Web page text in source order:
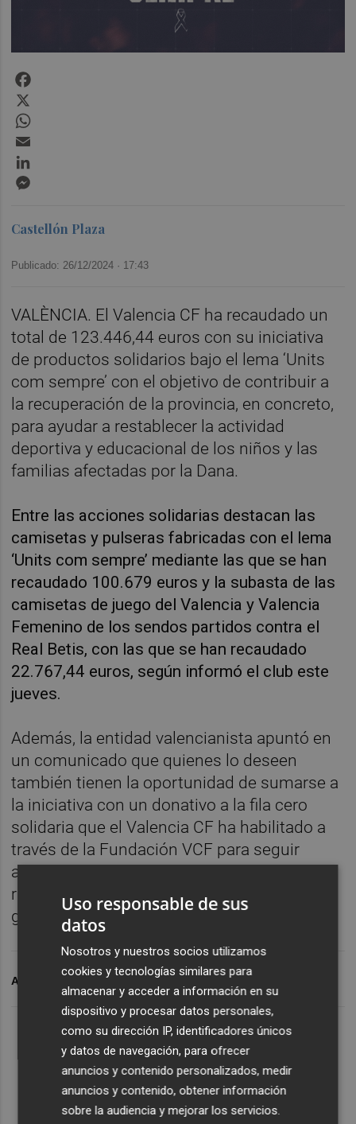
Castellón Plaza
Publicado: 26/12/2024 · 17:43
VALÈNCIA. El Valencia CF ha recaudado un
total de 123.446,44 euros con su iniciativa
de productos solidarios bajo el lema ‘Units
com sempre’ con el objetivo de contribuir a
la recuperación de la provincia, en concreto,
para ayudar a restablecer la actividad
deportiva y educacional de los niños y las
familias afectadas por la Dana.
Entre las acciones solidarias destacan las
camisetas y pulseras fabricadas con el lema
‘Units com sempre’ mediante las que se han
recaudado 100.679 euros y la subasta de las
camisetas de juego del Valencia y Valencia
Femenino de los sendos partidos contra el
Real Betis, con las que se han recaudado
22.767,44 euros, según informó el club este
jueves.
Además, la entidad valencianista apuntó en
un comunicado que quienes lo deseen
también tienen la oportunidad de sumarse a
la iniciativa con un donativo a la fila cero
solidaria que el Valencia CF ha habilitado a
través de la Fundación VCF para seguir
ayudando a las familias afectadas por la
riada del pasado 29 de octubre que afectó a
gran parte de la provincia valenciana.
ARCHIVADO EN VALENCIA CF
Uso responsable de sus
datos
Nosotros y nuestros socios utilizamos
cookies y tecnologías similares para
almacenar y acceder a información en su
dispositivo y procesar datos personales,
como su dirección IP, identificadores únicos
y datos de navegación, para ofrecer
anuncios y contenido personalizados, medir
anuncios y contenido, obtener información
sobre la audiencia y mejorar los servicios.